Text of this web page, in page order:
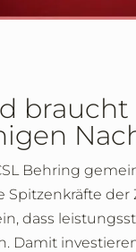
braucht
Behring
Spitzenkräfte
dass
Damit